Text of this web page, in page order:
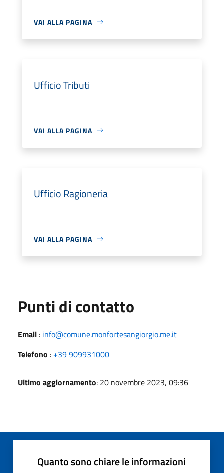
VAI ALLA PAGINA
Ufficio Tributi
VAI ALLA PAGINA
Ufficio Ragioneria
VAI ALLA PAGINA
Punti di contatto
Email : info@comune.monfortesangiorgio.me.it
Telefono : +39 909931000
Ultimo aggiornamento: 20 novembre 2023, 09:36
Quanto sono chiare le informazioni